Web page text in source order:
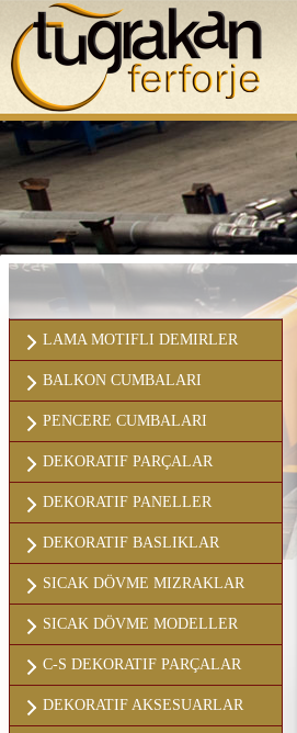
LAMA MOTIFLI DEMIRLER
BALKON CUMBALARI
PENCERE CUMBALARI
DEKORATIF PARÇALAR
DEKORATIF PANELLER
DEKORATIF BASLIKLAR
SICAK DÖVME MIZRAKLAR
SICAK DÖVME MODELLER
C-S DEKORATIF PARÇALAR
DEKORATIF AKSESUARLAR